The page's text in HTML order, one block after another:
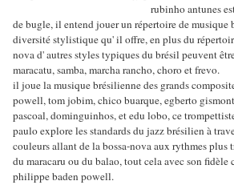
rubinho antunes
de bugle, il entend jouer un répertoire de musique
diversité stylistique qu' il offre, en plus du
nova d' autres styles typiques du brésil peuvent
maracatu, samba, marcha rancho, choro et frevo.
il joue la musique brésilienne des grands
powell, tom jobim, chico buarque, egberto
pascoal, dominguinhos, et edu lobo, ce
paulo explore les standards du jazz brésilien à
couleurs allant de la bossa-nova aux rythmes plus
du maracaru ou du balao, tout cela avec son
philippe baden powell.